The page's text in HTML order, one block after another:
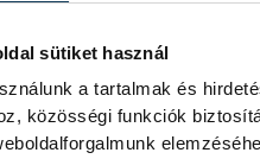
sütiket használ
a tartalmak és
közösségi funkciók
12-én
és
is